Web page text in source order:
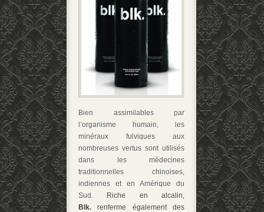
Bien assimilables par
l’organisme humain, les
minéraux fulviques aux
nombreuses vertus sont utilisés
dans les médecines
traditionnelles chinoises,
indiennes et en Amérique du
Sud. Riche en alcalin,
Blk. renferme également des